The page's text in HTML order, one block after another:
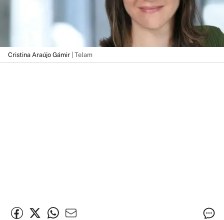
Cristina Araújo Gámir | Telam